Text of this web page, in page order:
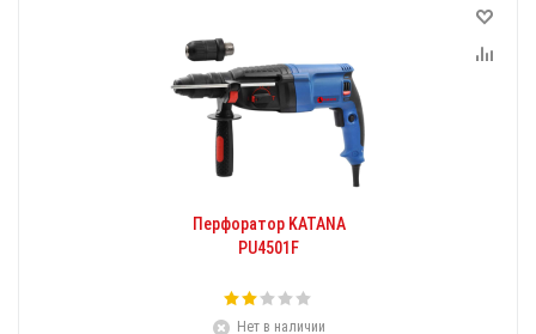
Перфоратор KATANA
PU4501F
Нет в наличии